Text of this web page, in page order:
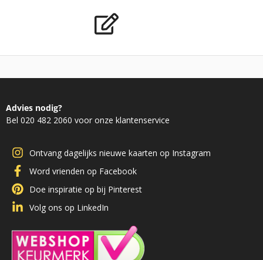
Advies nodig?
Bel 020 482 2060 voor onze klantenservice
Ontvang dagelijks nieuwe kaarten op Instagram
Word vrienden op Facebook
Doe inspiratie op bij Pinterest
Volg ons op LinkedIn